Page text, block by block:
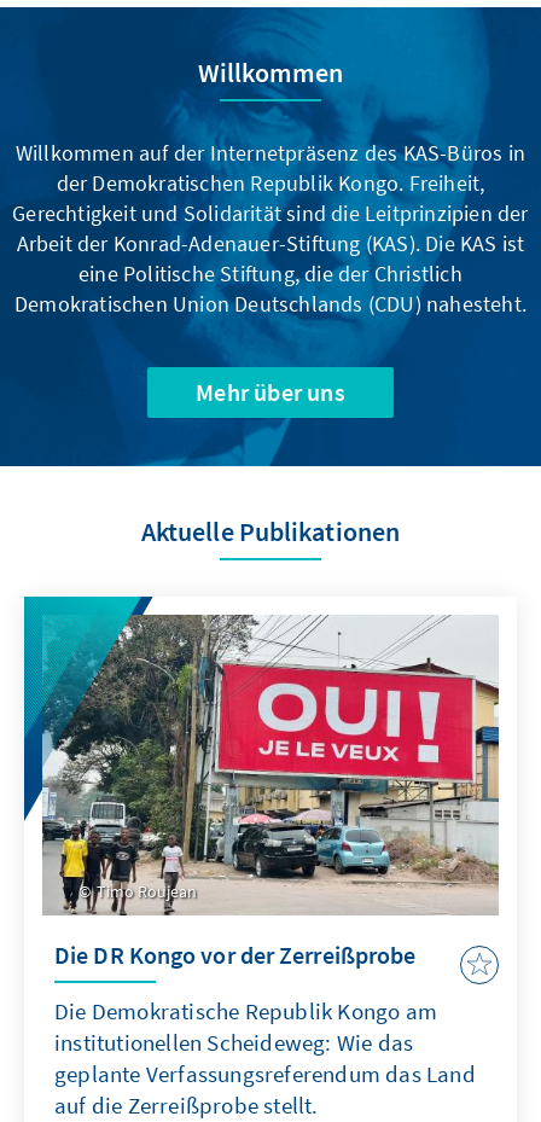
Willkommen
Willkommen auf der Internetpräsenz des KAS-Büros in
der Demokratischen Republik Kongo. Freiheit,
Gerechtigkeit und Solidarität sind die Leitprinzipien der
Arbeit der Konrad-Adenauer-Stiftung (KAS). Die KAS ist
eine Politische Stiftung, die der Christlich
Demokratischen Union Deutschlands (CDU) nahesteht.
Mehr über uns
Aktuelle Publikationen
Timo Roujean
Die DR Kongo vor der Zerreißprobe
Die Demokratische Republik Kongo am
institutionellen Scheideweg: Wie das
geplante Verfassungsreferendum das Land
auf die Zerreißprobe stellt.